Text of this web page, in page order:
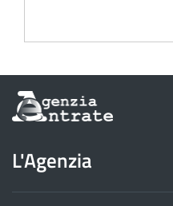
Informazioni
sul
dell'Agenzia
delle
Entrate
L'Agenzia